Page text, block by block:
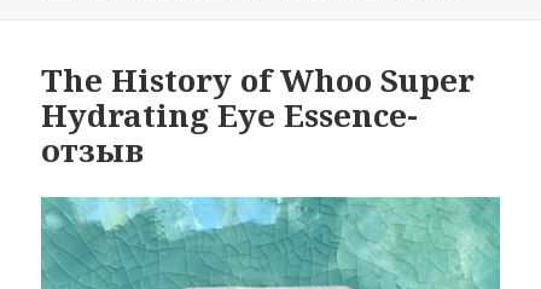
The History of Whoo Super
Hydrating Eye Essence-
отзыв